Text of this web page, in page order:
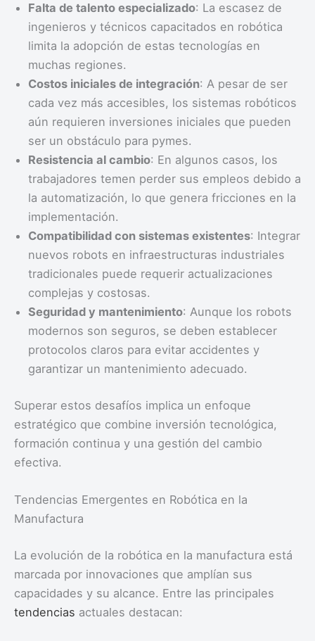
Falta de talento especializado: La escasez de
ingenieros y técnicos capacitados en robótica
limita la adopción de estas tecnologías en
muchas regiones.
Costos iniciales de integración: A pesar de ser
cada vez más accesibles, los sistemas robóticos
aún requieren inversiones iniciales que pueden
ser un obstáculo para pymes.
Resistencia al cambio: En algunos casos, los
trabajadores temen perder sus empleos debido a
la automatización, lo que genera fricciones en la
implementación.
Compatibilidad con sistemas existentes: Integrar
nuevos robots en infraestructuras industriales
tradicionales puede requerir actualizaciones
complejas y costosas.
Seguridad y mantenimiento: Aunque los robots
modernos son seguros, se deben establecer
protocolos claros para evitar accidentes y
garantizar un mantenimiento adecuado.
Superar estos desafíos implica un enfoque
estratégico que combine inversión tecnológica,
formación continua y una gestión del cambio
efectiva.
Tendencias Emergentes en Robótica en la
Manufactura
La evolución de la robótica en la manufactura está
marcada por innovaciones que amplían sus
capacidades y su alcance. Entre las principales
tendencias actuales destacan: